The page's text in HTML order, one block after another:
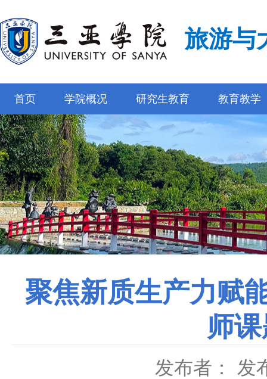
旅游与
首页 学院概况 研究生教育 教育教学
聚焦新质生产力赋
师
发布者： 发